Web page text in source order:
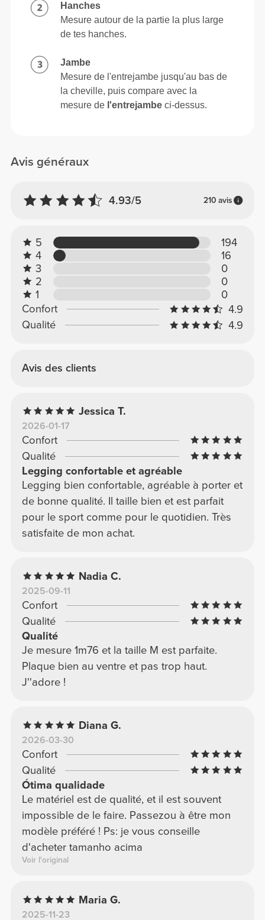
Avis généraux
4.93/5 210 avis
5
194
4
16
3
0
2
0
1
0
Confort
4.9
Qualité
4.9
Avis des clients
Jessica T.
2026-01-17
Confort
Qualité
Legging confortable et agréable
Legging bien confortable, agréable à porter et
de bonne qualité. Il taille bien et est parfait
pour le sport comme pour le quotidien. Très
satisfaite de mon achat.
Nadia C.
2025-09-11
Confort
Qualité
Qualité
Je mesure 1m76 et la taille M est parfaite.
Plaque bien au ventre et pas trop haut.
J''adore !
Diana G.
2026-03-30
Confort
Qualité
Ótima qualidade
Le matériel est de qualité, et il est souvent
impossible de le faire. Passezou à être mon
modèle préféré ! Ps: je vous conseille
d'acheter tamanho acima
Voir l'original
Maria G.
2025-11-23
Hanches
Mesure autour de la partie la plus large
de tes hanches.
Jambe
Mesure de l'entrejambe jusqu'au bas de
la cheville, puis compare avec la
mesure de l'entrejambe ci-dessus.